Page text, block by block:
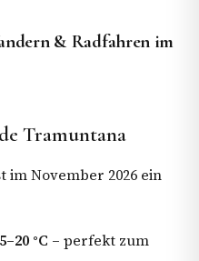
& Radfahren im
Tramuntana
im November 2026 ein
°C – perfekt zum